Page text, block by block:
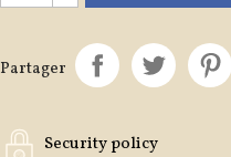
Partager
Security policy